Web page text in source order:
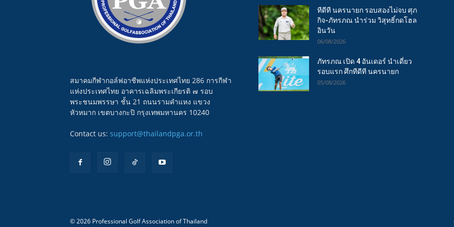
สมาคมกีฬากอล์ฟอาชีพแห่งประเทศไทย 286 การกีฬา
แห่งประเทศไทย อาคารเฉลิมพระเกียรติ ๗ รอบ
พระชนมพรรษา ชั้น 21 ถนนรามคำแหง แขวง
หัวหมาก เขตบางกะปิ กรุงเทพมหานคร 10240
Contact us: support@thailandpga.or.th
ทีดีที นครนายก รอบสองไม่จบ ศุภ
กิจ-ภัทรภณ นำร่วม วิสุทธิ์กดโฮล
อินวัน
06/08/2026
ภัทรภณ เปิด 4 อันเดอร์ นำเดี่ยว
รอบแรก ศึกทีดีที นครนายก
05/08/2026
© 2026 Professional Golf Association of Thailand